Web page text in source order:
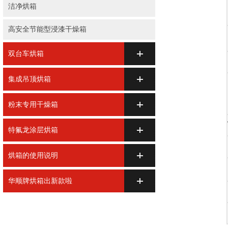
洁净烘箱
高安全节能型浸漆干燥箱
双台车烘箱
集成吊顶烘箱
粉末专用干燥箱
特氟龙涂层烘箱
烘箱的使用说明
华顺牌烘箱出新款啦